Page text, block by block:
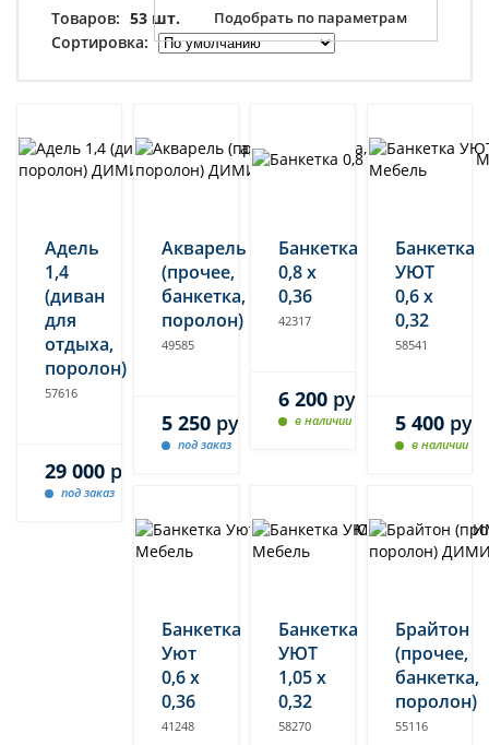
Товаров: 53 шт.
Сортировка:
Подобрать по параметрам
Адель
1,4
(диван
для
отдыха,
поролон)
57616
29 000 руб.
под заказ
Акварель
(прочее,
банкетка,
поролон)
49585
5 250 руб.
под заказ
Банкетка
0,8 х
0,36
42317
6 200 руб.
в наличии
Банкетка
УЮТ
0,6 х
0,32
58541
5 400 руб.
в наличии
Банкетка
Уют
0,6 х
0,36
41248
Банкетка
УЮТ
1,05 х
0,32
58270
Брайтон
(прочее,
банкетка,
поролон)
55116